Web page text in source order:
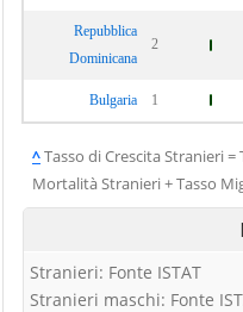
Repubblica
Dominicana
2
Bulgaria 1
^Tasso di Crescita Stranieri
Mortalità Stranieri + Tasso
Stranieri: Fonte ISTAT
Stranieri maschi: Fonte